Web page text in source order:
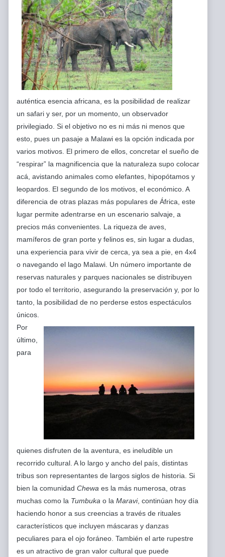
auténtica esencia africana, es la posibilidad de realizar
un safari y ser, por un momento, un observador
privilegiado. Si el objetivo no es ni más ni menos que
esto, pues un pasaje a Malawi es la opción indicada por
varios motivos. El primero de ellos, concretar el sueño de
“respirar” la magnificencia que la naturaleza supo colocar
acá, avistando animales como elefantes, hipopótamos y
leopardos. El segundo de los motivos, el económico. A
diferencia de otras plazas más populares de África, este
lugar permite adentrarse en un escenario salvaje, a
precios más convenientes. La riqueza de aves,
mamíferos de gran porte y felinos es, sin lugar a dudas,
una experiencia para vivir de cerca, ya sea a pie, en 4x4
o navegando el lago Malawi. Un número importante de
reservas naturales y parques nacionales se distribuyen
por todo el territorio, asegurando la preservación y, por lo
tanto, la posibilidad de no perderse estos espectáculos
únicos.
Por
último,
para
quienes disfruten de la aventura, es ineludible un
recorrido cultural. A lo largo y ancho del país, distintas
tribus son representantes de largos siglos de historia. Si
bien la comunidad Chewa es la más numerosa, otras
muchas como la Tumbuka o la Maravi, continúan hoy día
haciendo honor a sus creencias a través de rituales
característicos que incluyen máscaras y danzas
peculiares para el ojo foráneo. También el arte rupestre
es un atractivo de gran valor cultural que puede